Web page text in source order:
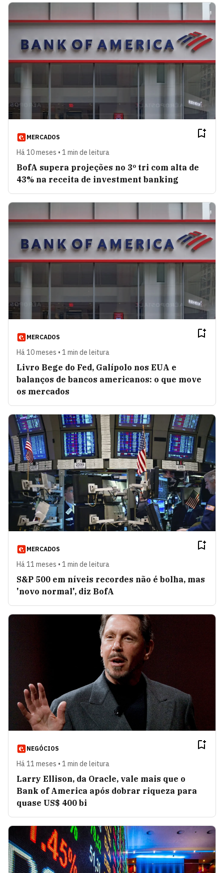
MERCADOS
Há 10 meses • 1 min de leitura
BofA supera projeções no 3º tri com alta de
43% na receita de investment banking
MERCADOS
Há 10 meses • 1 min de leitura
Livro Bege do Fed, Galípolo nos EUA e
balanços de bancos americanos: o que move
os mercados
MERCADOS
Há 11 meses • 1 min de leitura
S&P 500 em níveis recordes não é bolha, mas
'novo normal', diz BofA
NEGÓCIOS
Há 11 meses • 1 min de leitura
Larry Ellison, da Oracle, vale mais que o
Bank of America após dobrar riqueza para
quase US$ 400 bi